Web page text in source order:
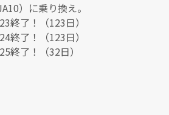
）に乗り換え。
終了！（123日）
終了！（123日）
終了！（32日）